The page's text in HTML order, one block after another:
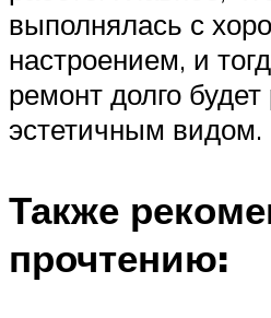
выполнялась с
настроением, и
ремонт долго будет
эстетичным видом.
Также
прочтению: